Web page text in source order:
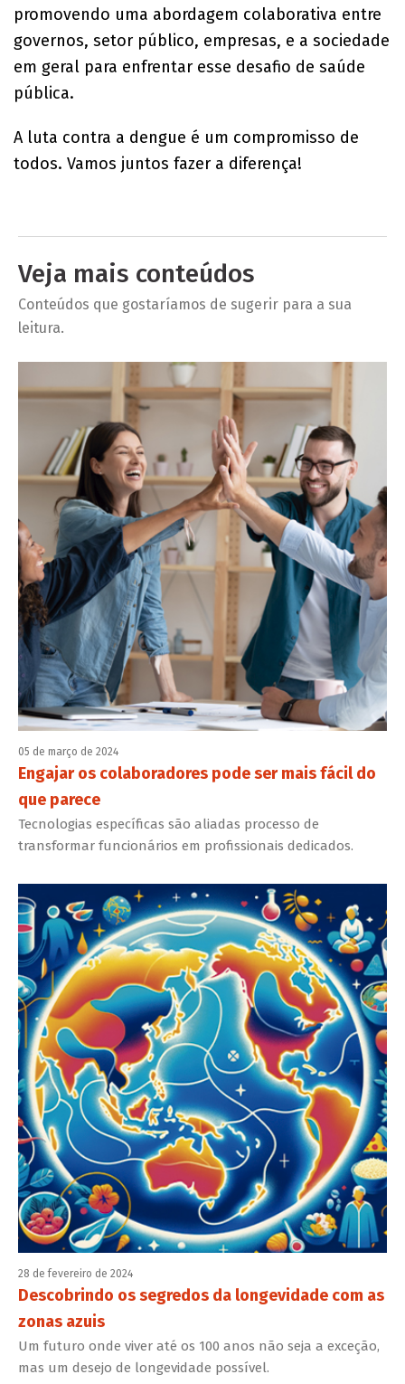
promovendo uma abordagem colaborativa entre
governos, setor público, empresas, e a sociedade
em geral para enfrentar esse desafio de saúde
pública.
A luta contra a dengue é um compromisso de
todos. Vamos juntos fazer a diferença!
Veja mais conteúdos
Conteúdos que gostaríamos de sugerir para a sua
leitura.
05 de março de 2024
Engajar os colaboradores pode ser mais fácil do
que parece
Tecnologias específicas são aliadas processo de
transformar funcionários em profissionais dedicados.
28 de fevereiro de 2024
Descobrindo os segredos da longevidade com as
zonas azuis
Um futuro onde viver até os 100 anos não seja a exceção,
mas um desejo de longevidade possível.